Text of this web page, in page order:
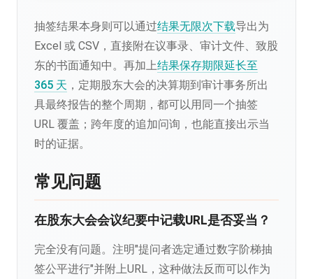
抽签结果本身则可以通过结果无限次下载导出为
Excel 或 CSV，直接附在议事录、审计文件、致股
东的书面通知中。再加上结果保存期限延长至
365 天 ，定期股东大会的决算期到审计事务所出
具最终报告的整个周期，都可以用同一个抽签
URL 覆盖；跨年度的追加问询，也能直接出示当
时的证据。
常见问题
在股东大会会议纪要中记载URL是否妥当？
完全没有问题。注明"提问者选定通过数字阶梯抽
签公平进行"并附上URL，这种做法反而可以作为